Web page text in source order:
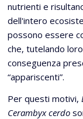
nutrienti e
dell'intero
possono essere
che, tutelando
conseguenza
“appariscenti”.
Per questi motivi,
Cerambyx cerdo